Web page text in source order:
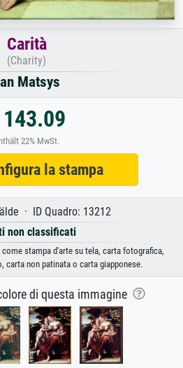
Carità
(Charity)
Matsys
22% MwSt.
la stampa
· ID Quadro: 13212
non classificati
come stampa d'arte su tela, carta fotografica,
carta non patinata o carta giapponese.
di questa immagine